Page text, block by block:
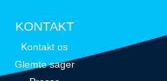
KONTAKT
Kontakt os
Glemte sager